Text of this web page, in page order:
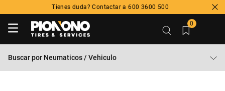
Tienes duda? Contactar a 600 3600 500
0
Buscar por Neumaticos / Vehiculo